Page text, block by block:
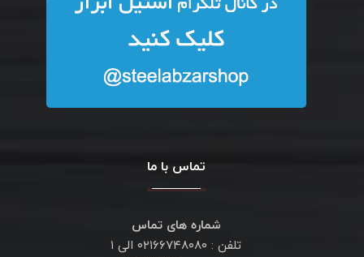
تماس با ما
شماره های تماس
تلفن : ۰۲۱۶۶۷۴۸۰۸۰ الی ۱